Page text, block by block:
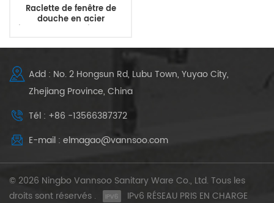
Raclette de fenêtre de
douche en acier
inoxydable, essuie-glace
Add : No. 2 Hongsun Rd, Lubu Town, Yuyao City,
Zhejiang Province, China
Tél : +86 -13566387372
E-mail : elmagao@vannsoo.com
© 2026 Ningbo Vannsoo Sanitary Ware Co., Ltd. Tous les
droits sont réservés .
IPv6 RÉSEAU PRIS EN CHARGE